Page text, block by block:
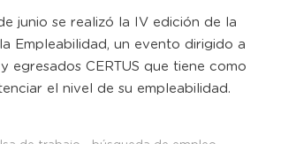
junio se realizó la IV edición de la
Empleabilidad, un evento dirigido a
egresados CERTUS que tiene como
el nivel de su empleabilidad.